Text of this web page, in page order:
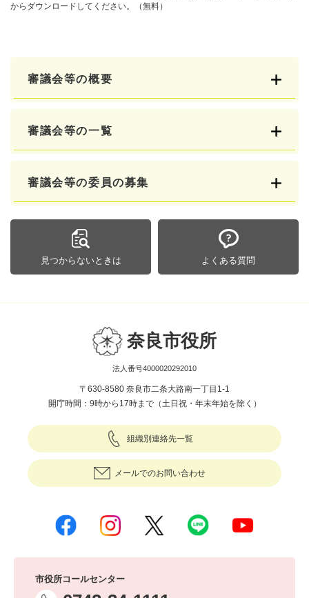
からダウンロードしてください。（無料）
審議会等の概要
審議会等の一覧
審議会等の委員の募集
見つからないときは よくある質問
奈良市役所
法人番号4000020292010
〒630-8580 奈良市二条大路南一丁目1-1
開庁時間：9時から17時まで（土日祝・年末年始を除く）
組織別連絡先一覧
メールでのお問い合わせ
市役所コールセンター